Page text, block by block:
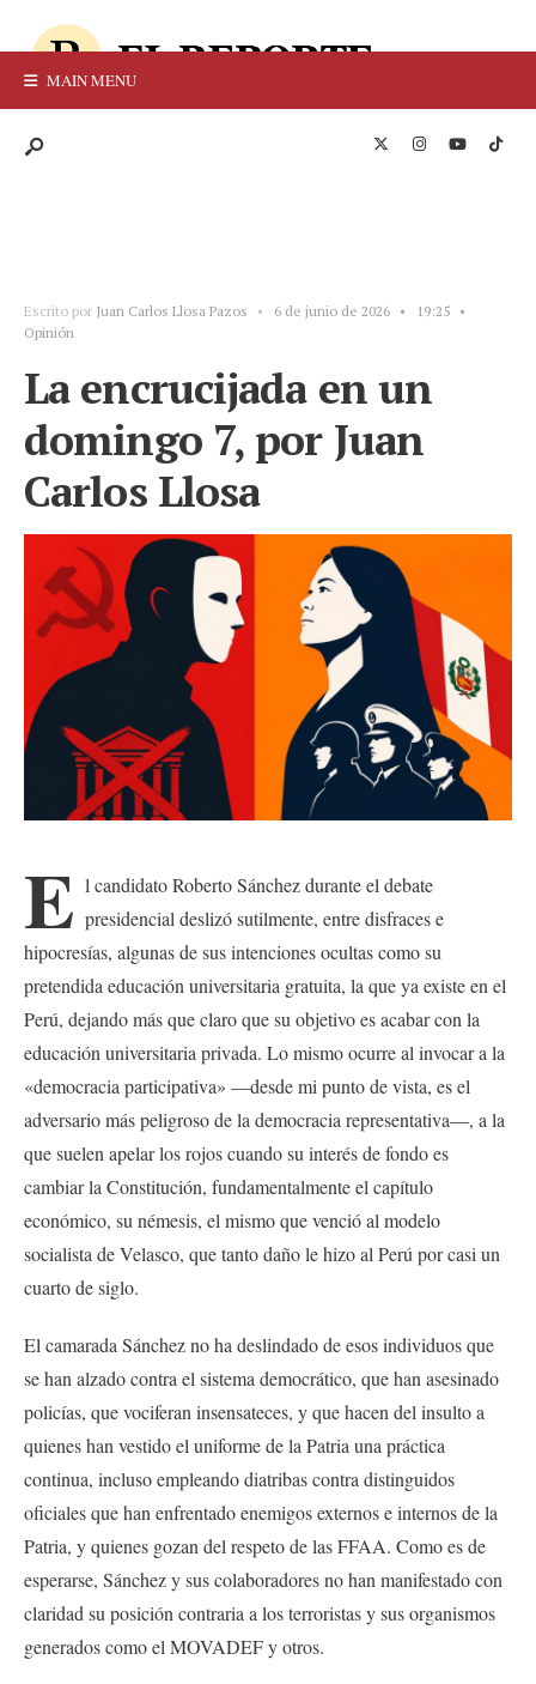
MAIN MENU
Escrito por Juan Carlos Llosa Pazos • 6 de junio de 2026 • 19:25 •
Opinión
La encrucijada en un
domingo 7, por Juan
Carlos Llosa
E l candidato Roberto Sánchez durante el debate
presidencial deslizó sutilmente, entre disfraces e
hipocresías, algunas de sus intenciones ocultas como su
pretendida educación universitaria gratuita, la que ya existe en el
Perú, dejando más que claro que su objetivo es acabar con la
educación universitaria privada. Lo mismo ocurre al invocar a la
«democracia participativa» —desde mi punto de vista, es el
adversario más peligroso de la democracia representativa—, a la
que suelen apelar los rojos cuando su interés de fondo es
cambiar la Constitución, fundamentalmente el capítulo
económico, su némesis, el mismo que venció al modelo
socialista de Velasco, que tanto daño le hizo al Perú por casi un
cuarto de siglo.
El camarada Sánchez no ha deslindado de esos individuos que
se han alzado contra el sistema democrático, que han asesinado
policías, que vociferan insensateces, y que hacen del insulto a
quienes han vestido el uniforme de la Patria una práctica
continua, incluso empleando diatribas contra distinguidos
oficiales que han enfrentado enemigos externos e internos de la
Patria, y quienes gozan del respeto de las FFAA. Como es de
esperarse, Sánchez y sus colaboradores no han manifestado con
claridad su posición contraria a los terroristas y sus organismos
generados como el MOVADEF y otros.